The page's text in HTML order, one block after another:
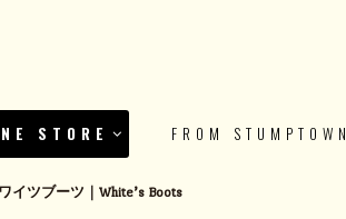
STORE FROM STUMPTOWN
イツブーツ｜White’s Boots